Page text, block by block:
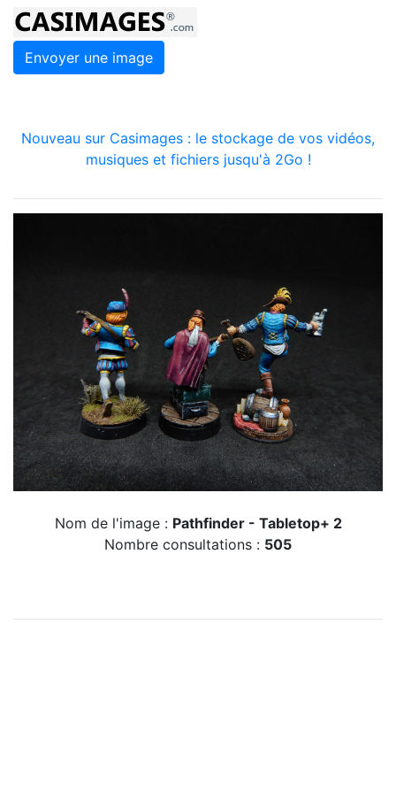
Envoyer une image
Nouveau sur Casimages : le stockage de vos vidéos,
musiques et fichiers jusqu'à 2Go !
Nom de l'image : Pathfinder - Tabletop+ 2
Nombre consultations : 505